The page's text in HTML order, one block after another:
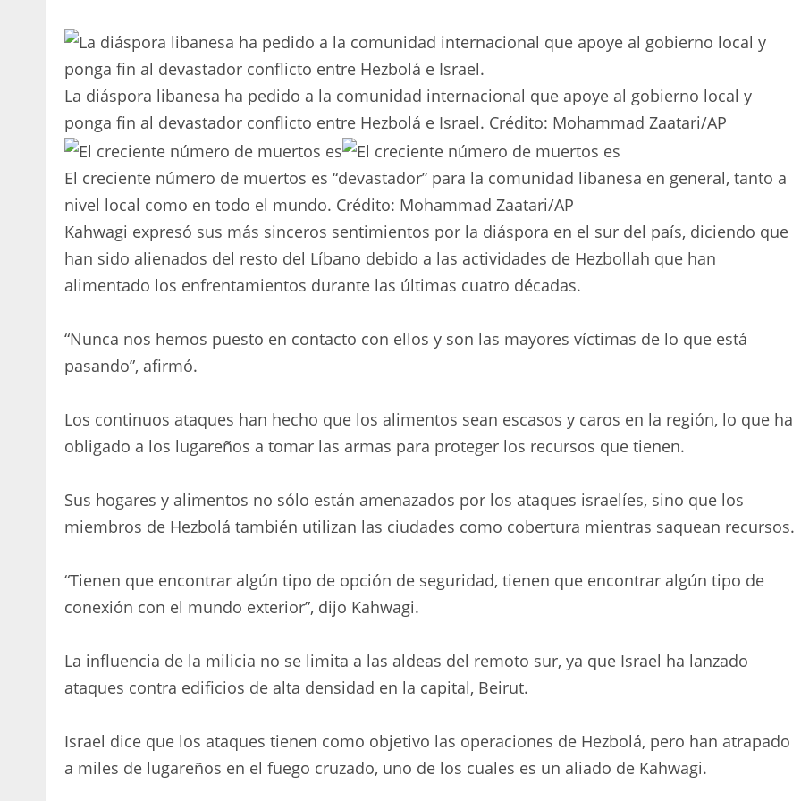
La diáspora libanesa ha pedido a la comunidad internacional que apoye al gobierno local y
ponga fin al devastador conflicto entre Hezbolá e Israel. Crédito: Mohammad Zaatari/AP
El creciente número de muertos es “devastador” para la comunidad libanesa en general, tanto a
nivel local como en todo el mundo. Crédito: Mohammad Zaatari/AP
Kahwagi expresó sus más sinceros sentimientos por la diáspora en el sur del país, diciendo que
han sido alienados del resto del Líbano debido a las actividades de Hezbollah que han
alimentado los enfrentamientos durante las últimas cuatro décadas.
“Nunca nos hemos puesto en contacto con ellos y son las mayores víctimas de lo que está
pasando”, afirmó.
Los continuos ataques han hecho que los alimentos sean escasos y caros en la región, lo que ha
obligado a los lugareños a tomar las armas para proteger los recursos que tienen.
Sus hogares y alimentos no sólo están amenazados por los ataques israelíes, sino que los
miembros de Hezbolá también utilizan las ciudades como cobertura mientras saquean recursos.
“Tienen que encontrar algún tipo de opción de seguridad, tienen que encontrar algún tipo de
conexión con el mundo exterior”, dijo Kahwagi.
La influencia de la milicia no se limita a las aldeas del remoto sur, ya que Israel ha lanzado
ataques contra edificios de alta densidad en la capital, Beirut.
Israel dice que los ataques tienen como objetivo las operaciones de Hezbolá, pero han atrapado
a miles de lugareños en el fuego cruzado, uno de los cuales es un aliado de Kahwagi.